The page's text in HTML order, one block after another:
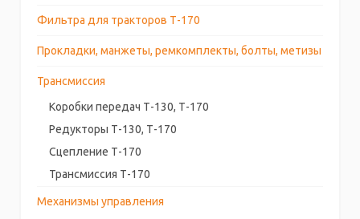
Фильтра для тракторов Т-170
Прокладки, манжеты, ремкомплекты, болты, метизы
Трансмиссия
Коробки передач Т-130, Т-170
Редукторы Т-130, Т-170
Сцепление Т-170
Трансмиссия Т-170
Механизмы управления